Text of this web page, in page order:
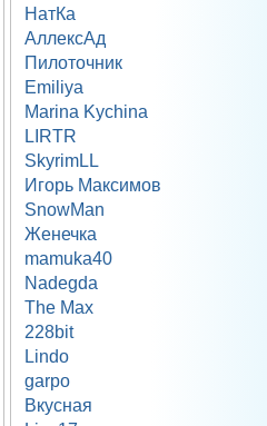
НатКа
АллексАд
Пилоточник
Emiliya
Marina Kychina
LIRTR
SkyrimLL
Игорь Максимов
SnowMan
Женечка
mamuka40
Nadegda
The Max
228bit
Lindo
garpo
Вкусная